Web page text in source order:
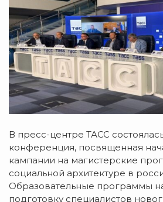
В пресс-центре ТАСС
конференция, посвященная
кампании на магистерские
социальной архитектуре в
Образовательные программы
подготовку специалистов